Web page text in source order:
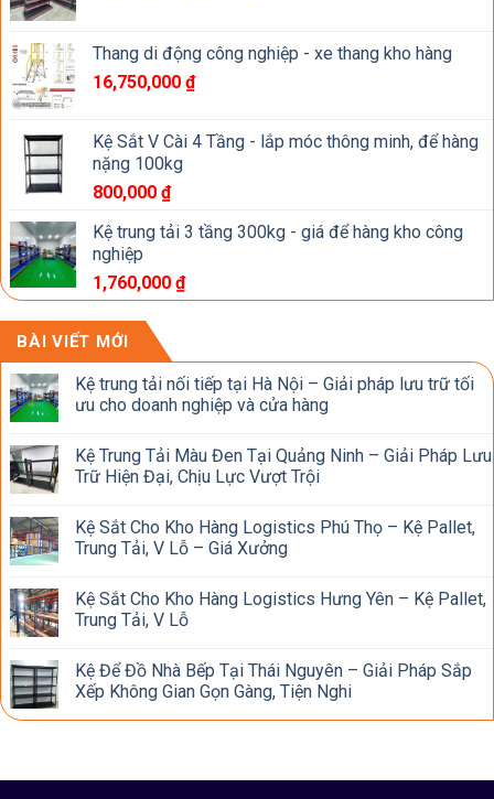
Thang di động công nghiệp - xe thang kho hàng
16,750,000 ₫
Kệ Sắt V Cài 4 Tầng - lắp móc thông minh, để hàng
nặng 100kg
800,000 ₫
Kệ trung tải 3 tầng 300kg - giá để hàng kho công
nghiệp
1,760,000 ₫
BÀI VIẾT MỚI
Kệ trung tải nối tiếp tại Hà Nội – Giải pháp lưu trữ tối
ưu cho doanh nghiệp và cửa hàng
Kệ Trung Tải Màu Đen Tại Quảng Ninh – Giải Pháp Lưu
Trữ Hiện Đại, Chịu Lực Vượt Trội
Kệ Sắt Cho Kho Hàng Logistics Phú Thọ – Kệ Pallet,
Trung Tải, V Lỗ – Giá Xưởng
Kệ Sắt Cho Kho Hàng Logistics Hưng Yên – Kệ Pallet,
Trung Tải, V Lỗ
Kệ Để Đồ Nhà Bếp Tại Thái Nguyên – Giải Pháp Sắp
Xếp Không Gian Gọn Gàng, Tiện Nghi